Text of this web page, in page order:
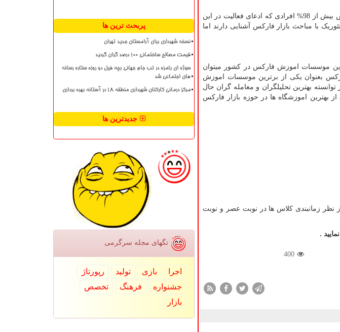
به ندرت میتوان یک معامله گر حرفه ای و واقعی را در کشور یافت ، توجه داشته باشید در فارکس بیش از 98% افرادی که ادعای فعالیت در این
گر! این بدان معناست که بیش از 98% افراد بصورت تئوریک با مباحث بازار فارکس آشنایی دارند اما
موسسات اموزش فارکس در کشور میتوان
جهانی فارکس بعنوان یکی از برترین موسسات اموزش
بهترین تحلیلگران و معامله گران حال
بیش از 20 شعبه داخلی و خارجی یکی از بهترین اموزشگاه ها در حوزه بازار فارکس
3 نفره برگزار میشود همچنین از نظر زمانبندی کلاس ها در نوبت عصر و نوبت
.
400
پربحث ترین ها
نسخه شهرداری برای آرامستان جدید تهران
قیمت مصالح ساختمانی ۱۰۰ درصد گران گردید
سوژه ای بامزه در تب جام جهانی بچه فیل دو روزه ستاره رسانه
های اجتماعی شد
مرکز درمانی کارکنان شهرداری منطقه ۱۸ در آستانه بهره برداری
جدیدترین ها
تگهای مجله سرگرمی
اجرا بازی تولید
رپورتاژ
جشنواره
فرهنگ
تخصص
بازار